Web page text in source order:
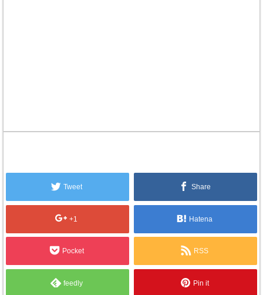
Tweet Share
+1 Hatena
Pocket RSS
feedly Pin it